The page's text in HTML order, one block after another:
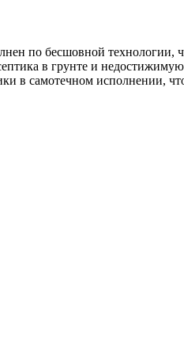
по бесшовной технологии,
в грунте и
в самотечном исполнении,